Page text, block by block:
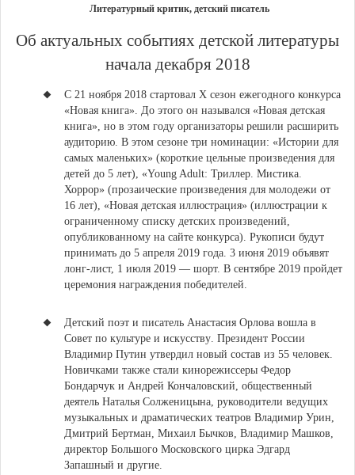
Литературный критик, детский писатель
​Об актуальных событиях детской литературы
начала декабря 2018
С 21 ноября 2018 стартовал X сезон ежегодного конкурса
«Новая книга». До этого он назывался «Новая детская
книга», но в этом году организаторы решили расширить
аудиторию. В этом сезоне три номинации: «Истории для
самых маленьких» (короткие цельные произведения для
детей до 5 лет), «Young Adult: Триллер. Мистика.
Хоррор» (прозаические произведения для молодежи от
16 лет), «Новая детская иллюстрация» (иллюстрации к
ограниченному списку детских произведений,
опубликованному на сайте конкурса). Рукописи будут
принимать до 5 апреля 2019 года. 3 июня 2019 объявят
лонг-лист, 1 июля 2019 — шорт. В сентябре 2019 пройдет
церемония награждения победителей.
Детский поэт и писатель Анастасия Орлова вошла в
Совет по культуре и искусству. Президент России
Владимир Путин утвердил новый состав из 55 человек.
Новичками также стали кинорежиссеры Федор
Бондарчук и Андрей Кончаловский, общественный
деятель Наталья Солженицына, руководители ведущих
музыкальных и драматических театров Владимир Урин,
Дмитрий Бертман, Михаил Бычков, Владимир Машков,
директор Большого Московского цирка Эдгард
Запашный и другие.